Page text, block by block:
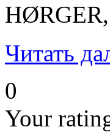
HØRGER,
Читать
0
Your